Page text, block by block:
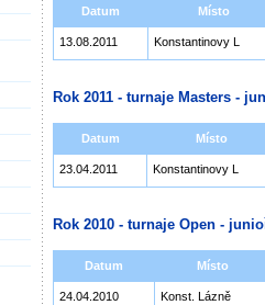
Datum Místo
13.08.2011 Konstantinovy L
Rok 2011 - turnaje Masters -
Datum Místo
23.04.2011 Konstantinovy L
Rok 2010 - turnaje Open -
Datum Místo
24.04.2010 Konst. Lázně